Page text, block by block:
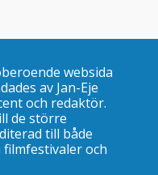
websida
av Jan-Eje
och redaktör.
de större
till både
och